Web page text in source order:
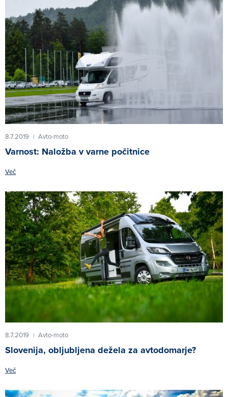
8.7.2019 | Avto-moto
Varnost: Naložba v varne počitnice
Več
8.7.2019 | Avto-moto
Slovenija, obljubljena dežela za avtodomarje?
Več